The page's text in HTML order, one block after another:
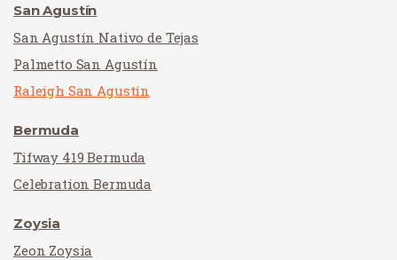
San Agustín
San Agustín Nativo de Tejas
Palmetto San Agustín
Raleigh San Agustín
Bermuda
Tifway 419 Bermuda
Celebration Bermuda
Zoysia
Zeon Zoysia